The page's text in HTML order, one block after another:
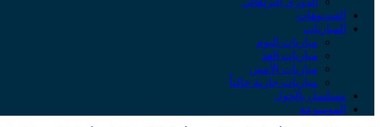
الفيديوهات
المباريات
مباريات اليوم
مباريات الغد
مباريات الأمس
مباريات جارية حالياً
مسلسل بالجول
الموسوعة